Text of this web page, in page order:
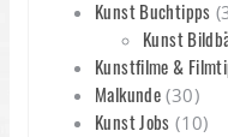
Kunst Buchtipps
Kunst
Kunstfilme &
Malkunde (30)
Kunst Jobs (10)